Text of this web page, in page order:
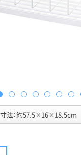
寸法：約57.5×16×18.5cm